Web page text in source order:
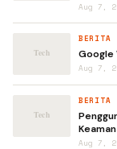
Aug 7,
BERITA
Google
Aug 7,
BERITA
Aug 7,